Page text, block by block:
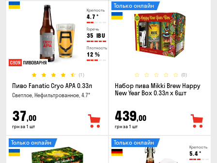
Крепость
4.7 °
Горечь
35 IBU
Плотность
12 %
(1)
Пиво Fanatic Cryo APA 0.33л
Светлое, Нефильтрованное, 4.7°
37,00
грн за 1 шт
(0)
Только онлайн
Набор пива Mikki Brew Happy
New Year Box 0.33л x 6шт
439,00
грн за 1 шт
Только онлайн
Крепость
5.4°
Только онлайн